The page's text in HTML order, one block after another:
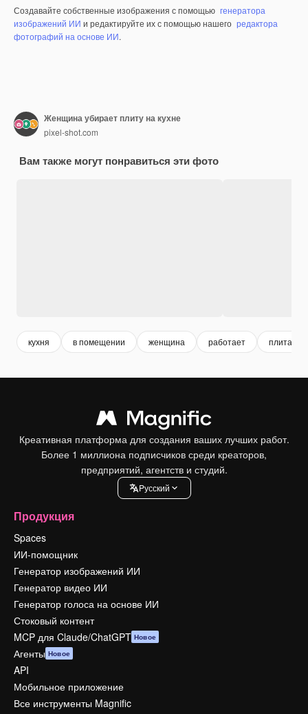
Создавайте собственные изображения с помощью генератора
изображений ИИ и редактируйте их с помощью нашего редактора
фотографий на основе ИИ.
Женщина убирает плиту на кухне
pixel-shot.com
Вам также могут понравиться эти фото
кухня в помещении женщина работает плита
Креативная платформа для создания ваших лучших работ.
Более 1 миллиона подписчиков среди креаторов,
предприятий, агентств и студий.
Pусский
Продукция
Spaces
ИИ-помощник
Генератор изображений ИИ
Генератор видео ИИ
Генератор голоса на основе ИИ
Стоковый контент
MCP для Claude/ChatGPT Новое
Агенты Новое
API
Мобильное приложение
Все инструменты Magnific